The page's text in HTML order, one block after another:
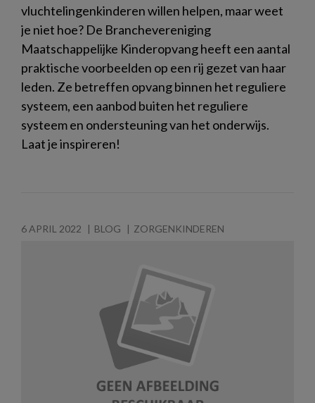
vluchtelingenkinderen willen helpen, maar weet
je niet hoe? De Branchevereniging
Maatschappelijke Kinderopvang heeft een aantal
praktische voorbeelden op een rij gezet van haar
leden. Ze betreffen opvang binnen het reguliere
systeem, een aanbod buiten het reguliere
systeem en ondersteuning van het onderwijs.
Laat je inspireren!
6 APRIL 2022 BLOG ZORGENKINDEREN